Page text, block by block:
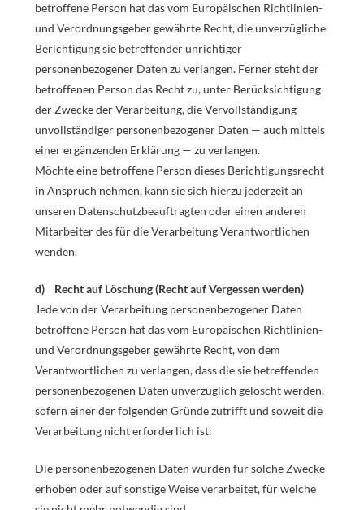
betroffene Person hat das vom Europäischen Richtlinien-
und Verordnungsgeber gewährte Recht, die unverzügliche
Berichtigung sie betreffender unrichtiger
personenbezogener Daten zu verlangen. Ferner steht der
betroffenen Person das Recht zu, unter Berücksichtigung
der Zwecke der Verarbeitung, die Vervollständigung
unvollständiger personenbezogener Daten — auch mittels
einer ergänzenden Erklärung — zu verlangen.
Möchte eine betroffene Person dieses Berichtigungsrecht
in Anspruch nehmen, kann sie sich hierzu jederzeit an
unseren Datenschutzbeauftragten oder einen anderen
Mitarbeiter des für die Verarbeitung Verantwortlichen
wenden.
d) Recht auf Löschung (Recht auf Vergessen werden)
Jede von der Verarbeitung personenbezogener Daten
betroffene Person hat das vom Europäischen Richtlinien-
und Verordnungsgeber gewährte Recht, von dem
Verantwortlichen zu verlangen, dass die sie betreffenden
personenbezogenen Daten unverzüglich gelöscht werden,
sofern einer der folgenden Gründe zutrifft und soweit die
Verarbeitung nicht erforderlich ist:
Die personenbezogenen Daten wurden für solche Zwecke
erhoben oder auf sonstige Weise verarbeitet, für welche